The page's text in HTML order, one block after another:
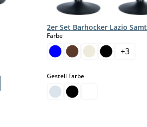
nicht verfügbar.)
2er Set Barhocker Lazio Samt
Farbeauswählen
+3
Gestell Farbeauswählen